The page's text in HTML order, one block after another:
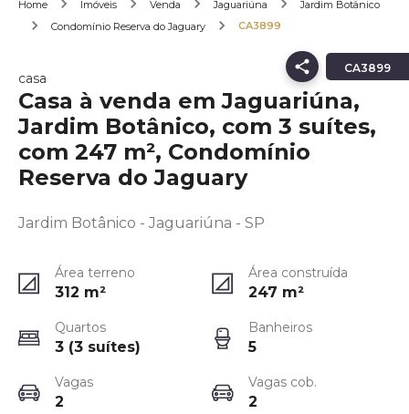
Home Imóveis Venda Jaguariúna
Jardim Botânico
Condomínio Reserva do Jaguary
CA3899
CA3899
casa
Casa à venda em Jaguariúna,
Jardim Botânico, com 3 suítes,
com 247 m², Condomínio
Reserva do Jaguary
Jardim Botânico - Jaguariúna - SP
Área terreno
312 m²
Área construída
247 m²
Quartos
3 (3 suítes)
Banheiros
5
Vagas
2
Vagas cob.
2